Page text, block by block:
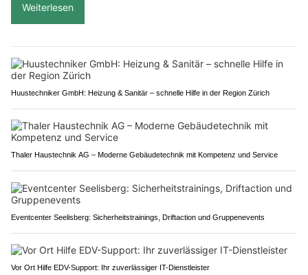
Weiterlesen
Huustechniker GmbH: Heizung & Sanitär – schnelle Hilfe in der Region Zürich
Thaler Haustechnik AG – Moderne Gebäudetechnik mit Kompetenz und Service
Eventcenter Seelisberg: Sicherheitstrainings, Driftaction und Gruppenevents
Vor Ort Hilfe EDV-Support: Ihr zuverlässiger IT-Dienstleister